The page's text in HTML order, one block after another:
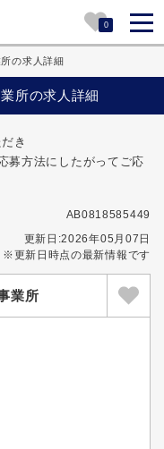
0
の求人詳細
所の求人詳細
き
募方法にしたがってご応
AB0818585449
更新日:2026年05月07日
※更新日時点の最新情報です
業所